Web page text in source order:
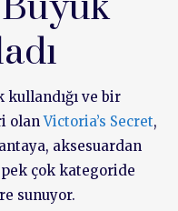
kullandığı ve bir
olanVictoria’s Secret,
aksesuardan
çok kategoride
sunuyor.